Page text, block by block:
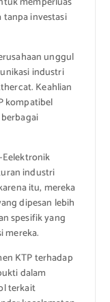
investasi
unggul
industri
Keahlian
kompatibel
Eelektronik
industri
itu, mereka
dipesan lebih
spesifik yang
mereka.
KTP terhadap
dalam
terkait